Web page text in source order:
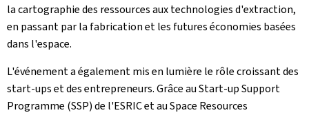
la cartographie des ressources aux technologies d'extraction,
en passant par la fabrication et les futures économies basées
dans l'espace.
L'événement a également mis en lumière le rôle croissant des
start-ups et des entrepreneurs. Grâce au Start-up Support
Programme (SSP) de l'ESRIC et au Space Resources